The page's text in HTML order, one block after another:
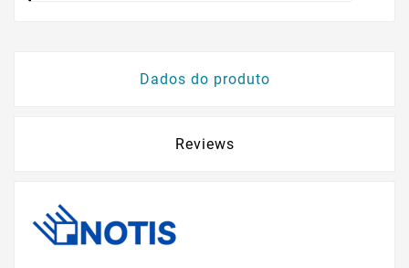
Dados do produto
Reviews